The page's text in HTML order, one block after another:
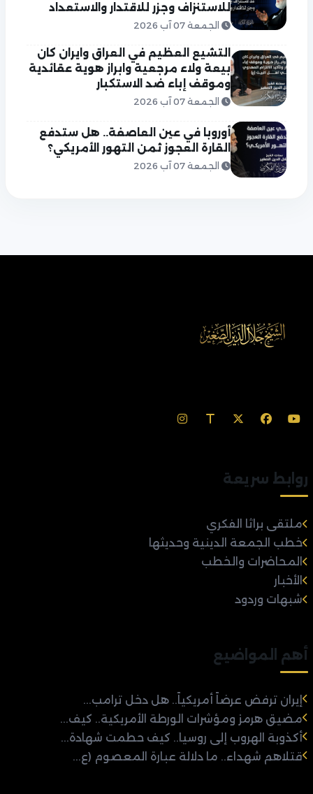
للاستنزاف وجزر للاقتدار والاستعداد
الجمعة 07 آب 2026
التشيع العظيم في العراق وايران كان
بيعة ولاء مرجعية وابراز هوية عقائدية
وموقف إباء ضد الاستكبار
الجمعة 07 آب 2026
أوروبا في عين العاصفة.. هل ستدفع
القارة العجوز ثمن التهور الأمريكي؟
الجمعة 07 آب 2026
روابط سريعة
ملتقى براثا الفكري
خطب الجمعة الدينية وحديثها
المحاضرات والخطب
الأخبار
شبهات وردود
أهم المواضيع
إيران ترفض عرضاً أمريكياً.. هل دخل ترامب...
مضيق هرمز ومؤشرات الورطة الأمريكية.. كيف...
أكذوبة الهروب إلى روسيا.. كيف حطمت شهادة...
قتلاهم شهداء.. ما دلالة عبارة المعصوم (ع...